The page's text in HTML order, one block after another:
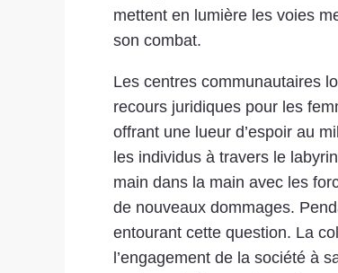
mettent en lumière les voies
son combat.
Les centres communautaires
recours juridiques pour les
offrant une lueur d’espoir au
les individus à travers le
main dans la main avec les
de nouveaux dommages.
entourant cette question. La
l’engagement de la société à